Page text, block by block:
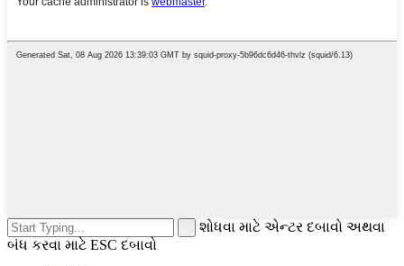
શોધવા માટે એન્ટર દબાવો અથવા
બંધ કરવા માટે ESC દબાવો